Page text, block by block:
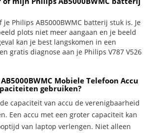
je Philips AB5000BWMC batterij stuk is. Je
plots niet meer aangaan en je beeld
kan je best langskomen in een
gratis diagnose aan je Philips V787 V526
Mobiele Telefoon Accu
gebruiken?
capaciteit van accu de verenigbaarheid
Een accu met een groter capaciteit kan
van laptop verlengen. Niet alleen